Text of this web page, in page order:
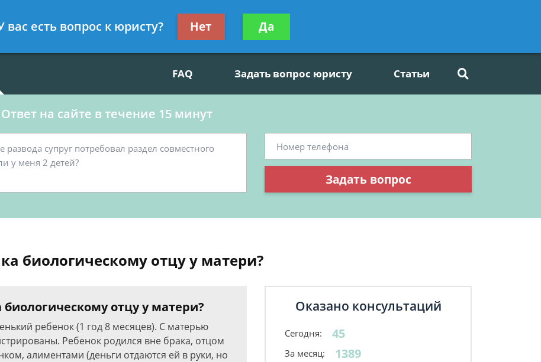
праву, социальные вопросы
Получите консультацию
бесплатно
FAQ Задать вопрос юристу Статьи
на сайте в течение 15 минут
Задать вопрос
биологическому отцу у матери?
отцу у матери?
ребенок (1 год 8 месяцев). С матерью
Ребенок родился вне брака, отцом
алиментами (деньги отдаются ей в руки, но
Оказано консультаций
Сегодня: 45
За месяц: 1389
вас есть вопрос к юристу? Нет Да